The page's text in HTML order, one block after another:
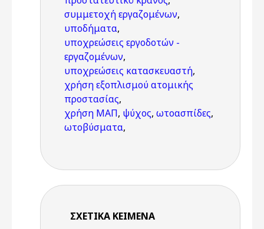
συμμετοχή εργαζομένων,
υποδήματα,
υποχρεώσεις εργοδοτών -
εργαζομένων,
υποχρεώσεις κατασκευαστή,
χρήση εξοπλισμού ατομικής
προστασίας,
χρήση ΜΑΠ, ψύχος, ωτοασπίδες,
ωτοβύσματα,
ΣΧΕΤΙΚΆ ΚΕΊΜΕΝΑ